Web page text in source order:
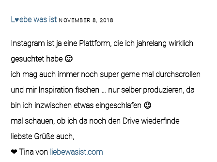
L♥ebe was ist NOVEMBER 8, 2018
Instagram ist ja eine Plattform, die ich jahrelang wirklich
gesuchtet habe 🙂
ich mag auch immer noch super gerne mal durchscrollen
und mir Inspiration fischen … nur selber produzieren, da
bin ich inzwischen etwas eingeschlafen 😉
mal schauen, ob ich da noch den Drive wiederfinde
liebste Grüße auch,
❤ Tina von liebewasist.com